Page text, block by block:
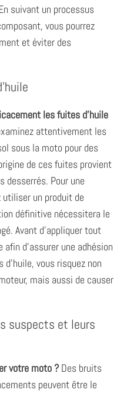
suivant un processus
vous pourrez
et éviter des
les fuites d’huile
attentivement les
sous la moto pour des
de ces fuites provient
desserrés. Pour une
un produit de
définitive nécessitera le
Avant d’appliquer tout
d’assurer une adhésion
vous risquez non
mais aussi de causer
suspects et leurs
votre moto ?Des bruits
peuvent être le